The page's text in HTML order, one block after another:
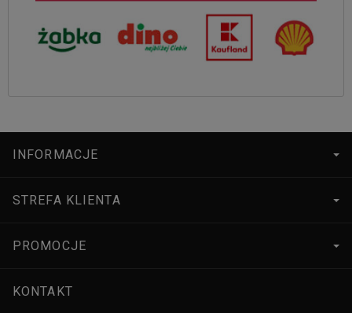
INFORMACJE
STREFA KLIENTA
PROMOCJE
KONTAKT